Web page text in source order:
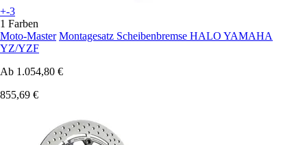
+-3
1 Farben
Moto-Master Montagesatz Scheibenbremse HALO YAMAHA
YZ/YZF
Ab 1.054,80 €
855,69 €